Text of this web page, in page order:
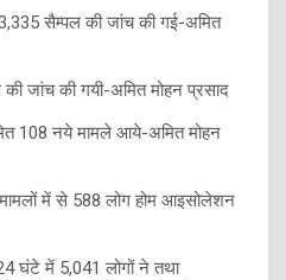
सैम्पल की जांच की गई-अमित
जांच की गयी-अमित मोहन प्रसाद
108 नये मामले आये-अमित मोहन
में से 588 लोग होम आइसोलेशन
घंटे में 5,041 लोगों ने तथा